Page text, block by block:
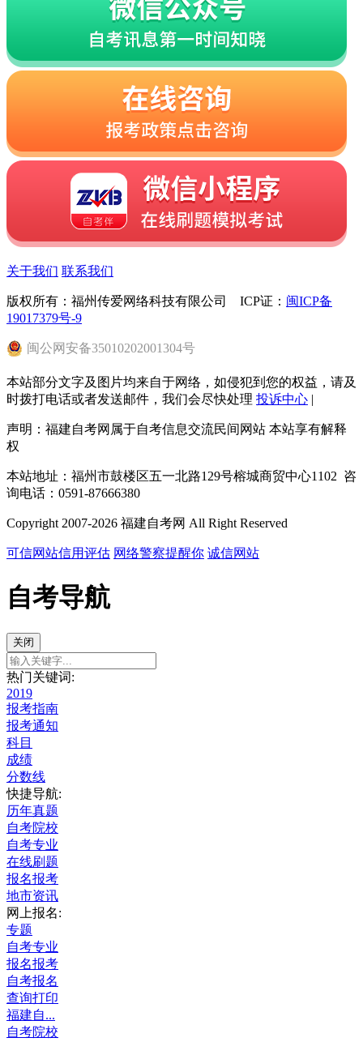
关于我们 联系我们
版权所有：福州传爱网络科技有限公司 ICP证： 闽ICP备
19017379号-9
闽公网安备35010202001304号
本站部分文字及图片均来自于网络，如侵犯到您的权益，请及
时拨打电话或者发送邮件，我们会尽快处理 投诉中心 |
声明：福建自考网属于自考信息交流民间网站 本站享有解释
权
本站地址：福州市鼓楼区五一北路129号榕城商贸中心1102 咨
询电话：0591-87666380
Copyright 2007-2026 福建自考网 All Right Reserved
可信网站信用评估 网络警察提醒你 诚信网站
自考导航
关闭
热门关键词:
2019
报考指南
报考通知
科目
成绩
分数线
快捷导航:
历年真题
自考院校
自考专业
在线刷题
报名报考
地市资讯
网上报名:
专题
自考专业
报名报考
自考报名
查询打印
福建自...
自考院校